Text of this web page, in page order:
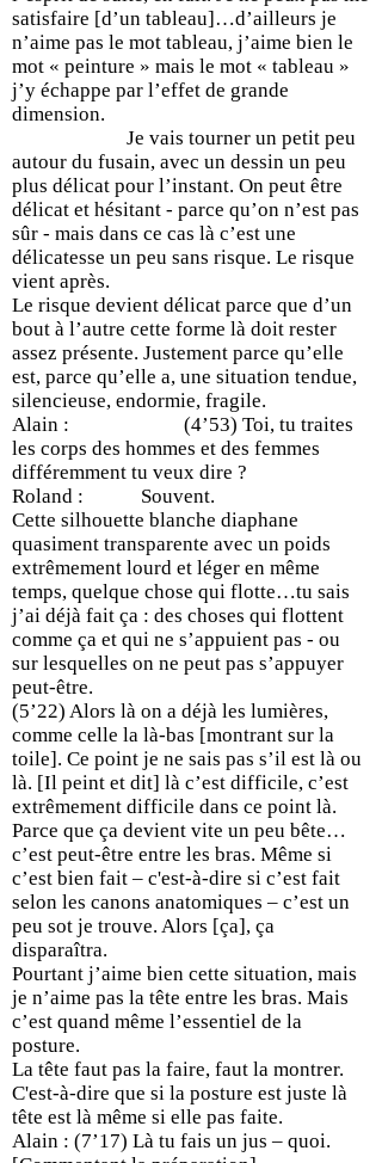
satisfaire [d’un tableau]…d’ailleurs je
n’aime pas le mot tableau, j’aime bien le
mot « peinture » mais le mot « tableau »
j’y échappe par l’effet de grande
dimension.
Je vais tourner un petit peu
autour du fusain, avec un dessin un peu
plus délicat pour l’instant. On peut être
délicat et hésitant - parce qu’on n’est pas
sûr - mais dans ce cas là c’est une
délicatesse un peu sans risque. Le risque
vient après.
Le risque devient délicat parce que d’un
bout à l’autre cette forme là doit rester
assez présente. Justement parce qu’elle
est, parce qu’elle a, une situation tendue,
silencieuse, endormie, fragile.
Alain : (4’53) Toi, tu traites
les corps des hommes et des femmes
différemment tu veux dire ?
Roland : Souvent.
Cette silhouette blanche diaphane
quasiment transparente avec un poids
extrêmement lourd et léger en même
temps, quelque chose qui flotte…tu sais
j’ai déjà fait ça : des choses qui flottent
comme ça et qui ne s’appuient pas - ou
sur lesquelles on ne peut pas s’appuyer
peut-être.
(5’22) Alors là on a déjà les lumières,
comme celle la là-bas [montrant sur la
toile]. Ce point je ne sais pas s’il est là ou
là. [Il peint et dit] là c’est difficile, c’est
extrêmement difficile dans ce point là.
Parce que ça devient vite un peu bête…
c’est peut-être entre les bras. Même si
c’est bien fait – c'est-à-dire si c’est fait
selon les canons anatomiques – c’est un
peu sot je trouve. Alors [ça], ça
disparaîtra.
Pourtant j’aime bien cette situation, mais
je n’aime pas la tête entre les bras. Mais
c’est quand même l’essentiel de la
posture.
La tête faut pas la faire, faut la montrer.
C'est-à-dire que si la posture est juste là
tête est là même si elle pas faite.
Alain : (7’17) Là tu fais un jus – quoi.